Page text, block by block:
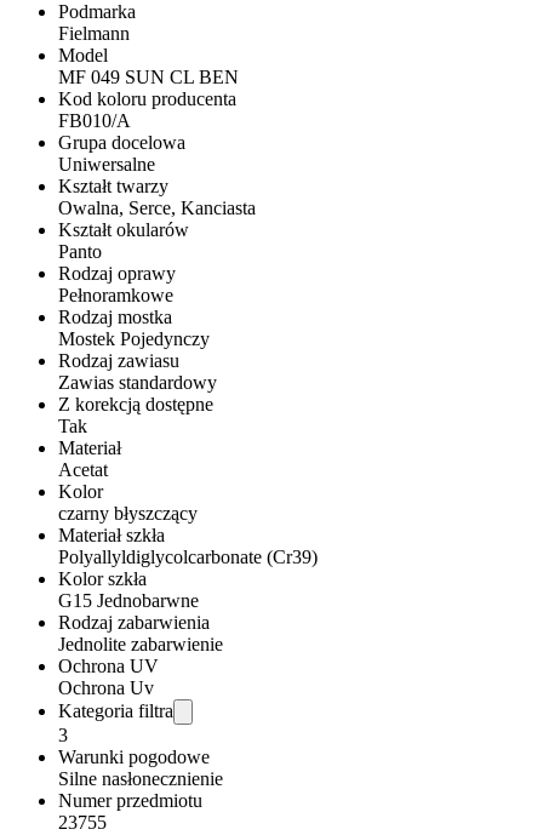
Podmarka
Fielmann
Model
MF 049 SUN CL BEN
Kod koloru producenta
FB010/A
Grupa docelowa
Uniwersalne
Kształt twarzy
Owalna, Serce, Kanciasta
Kształt okularów
Panto
Rodzaj oprawy
Pełnoramkowe
Rodzaj mostka
Mostek Pojedynczy
Rodzaj zawiasu
Zawias standardowy
Z korekcją dostępne
Tak
Materiał
Acetat
Kolor
czarny błyszczący
Materiał szkła
Polyallyldiglycolcarbonate (Cr39)
Kolor szkła
G15 Jednobarwne
Rodzaj zabarwienia
Jednolite zabarwienie
Ochrona UV
Ochrona Uv
Kategoria filtra
3
Warunki pogodowe
Silne nasłonecznienie
Numer przedmiotu
23755